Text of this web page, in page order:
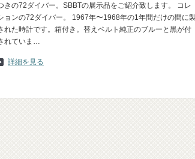
きの72ダイバー。SBBTの展示品をご紹介致します。 コレ
ョンの72ダイバー。 1967年〜1968年の1年間だけの間に
れた時計です。箱付き。替えベルト純正のブルーと黒が付
れていま…
詳細を見る